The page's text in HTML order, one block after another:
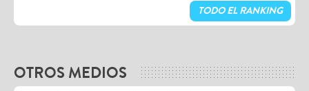
TODO EL RANKING
Maná vuelve a Lima: Conoce cuándo